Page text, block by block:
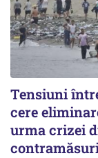
Tensiuni
cere
urma crizei